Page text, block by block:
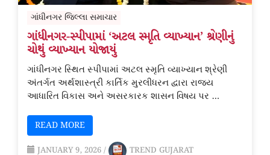
ગાંધીનગર જિલ્લા સમાચાર
ગાંધીનગર-સ્પીપામાં ‘અટલ સ્મૃતિ વ્યાખ્યાન’ શ્રેણીનું
ચોથું વ્યાખ્યાન યોજાયું
ગાંધીનગર સ્થિત સ્પીપામાં અટલ સ્મૃતિ વ્યાખ્યાન શ્રેણી
અંતર્ગત અર્થશાસ્ત્રી કાર્તિક મુરલીધરન દ્વારા રાજ્ય
આધારિત વિકાસ અને અસરકારક શાસન વિષય પર …
READ MORE
JANUARY 9, 2026 / TREND GUJARAT